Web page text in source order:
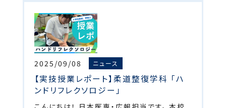
2025/09/08 ニュース
【実技授業レポート】柔道整復学科 「ハ
ンドリフレクソロジー」